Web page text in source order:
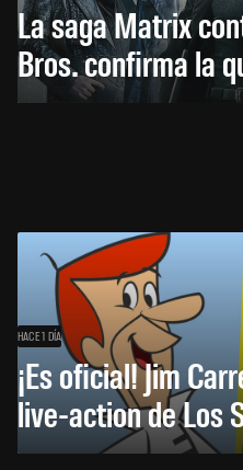
La saga Matrix
Bros. confirma la
HACE 1 DÍA
¡Es oficial! Jim
live-action de Los